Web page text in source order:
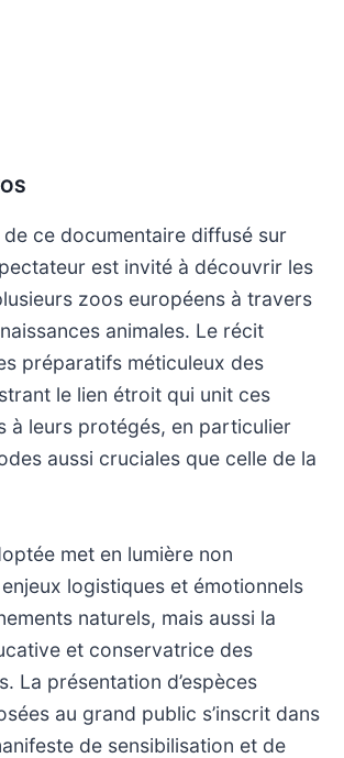
ce documentaire diffusé sur
est invité à découvrir les
zoos européens à travers
animales. Le récit
préparatifs méticuleux des
le lien étroit qui unit ces
à leurs protégés, en particulier
aussi cruciales que celle de la
met en lumière non
logistiques et émotionnels
naturels, mais aussi la
et conservatrice des
La présentation d’espèces
au grand public s’inscrit dans
de sensibilisation et de